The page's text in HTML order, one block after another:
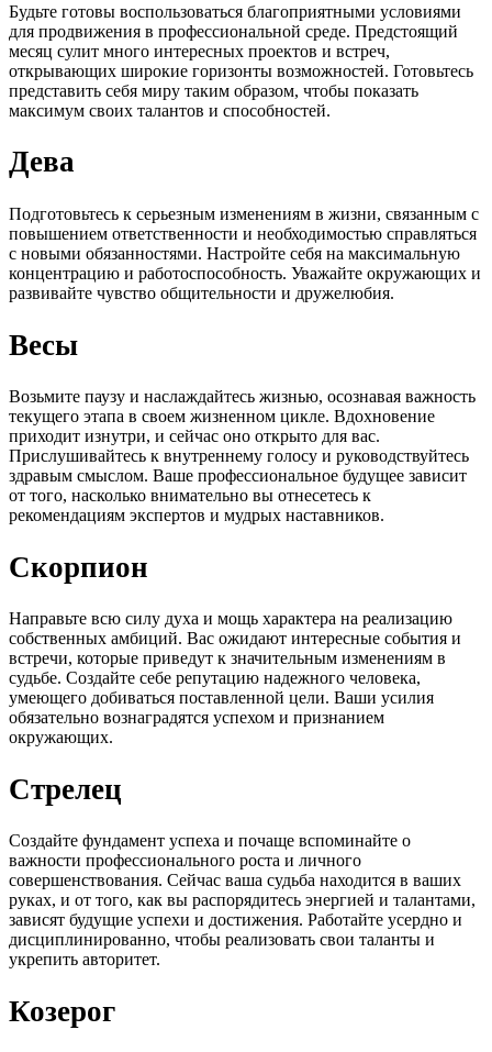
Будьте готовы воспользоваться благоприятными условиями
для продвижения в профессиональной среде. Предстоящий
месяц сулит много интересных проектов и встреч,
открывающих широкие горизонты возможностей. Готовьтесь
представить себя миру таким образом, чтобы показать
максимум своих талантов и способностей.
Дева
Подготовьтесь к серьезным изменениям в жизни, связанным с
повышением ответственности и необходимостью справляться
с новыми обязанностями. Настройте себя на максимальную
концентрацию и работоспособность. Уважайте окружающих и
развивайте чувство общительности и дружелюбия.
Весы
Возьмите паузу и наслаждайтесь жизнью, осознавая важность
текущего этапа в своем жизненном цикле. Вдохновение
приходит изнутри, и сейчас оно открыто для вас.
Прислушивайтесь к внутреннему голосу и руководствуйтесь
здравым смыслом. Ваше профессиональное будущее зависит
от того, насколько внимательно вы отнесетесь к
рекомендациям экспертов и мудрых наставников.
Скорпион
Направьте всю силу духа и мощь характера на реализацию
собственных амбиций. Вас ожидают интересные события и
встречи, которые приведут к значительным изменениям в
судьбе. Создайте себе репутацию надежного человека,
умеющего добиваться поставленной цели. Ваши усилия
обязательно вознаградятся успехом и признанием
окружающих.
Стрелец
Создайте фундамент успеха и почаще вспоминайте о
важности профессионального роста и личного
совершенствования. Сейчас ваша судьба находится в ваших
руках, и от того, как вы распорядитесь энергией и талантами,
зависят будущие успехи и достижения. Работайте усердно и
дисциплинированно, чтобы реализовать свои таланты и
укрепить авторитет.
Козерог